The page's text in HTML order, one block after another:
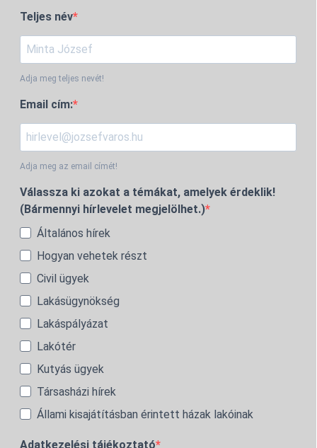
Teljes név
Adja meg teljes nevét!
Email cím:
Adja meg az email címét!
Válassza ki azokat a témákat, amelyek érdeklik!
(Bármennyi hírlevelet megjelölhet.)
Általános hírek
Hogyan vehetek részt
Civil ügyek
Lakásügynökség
Lakáspályázat
Lakótér
Kutyás ügyek
Társasházi hírek
Állami kisajátításban érintett házak lakóinak
Adatkezelési tájékoztató